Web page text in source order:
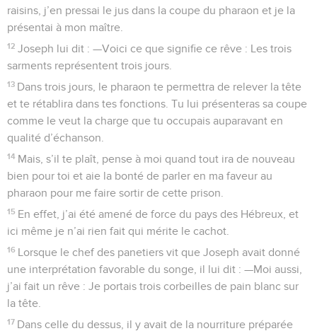
raisins, j’en pressai le jus dans la coupe du pharaon et je la
présentai à mon maître.
12 Joseph lui dit : —Voici ce que signifie ce rêve : Les trois
sarments représentent trois jours.
13 Dans trois jours, le pharaon te permettra de relever la tête
et te rétablira dans tes fonctions. Tu lui présenteras sa coupe
comme le veut la charge que tu occupais auparavant en
qualité d’échanson.
14 Mais, s’il te plaît, pense à moi quand tout ira de nouveau
bien pour toi et aie la bonté de parler en ma faveur au
pharaon pour me faire sortir de cette prison.
15 En effet, j’ai été amené de force du pays des Hébreux, et
ici même je n’ai rien fait qui mérite le cachot.
16 Lorsque le chef des panetiers vit que Joseph avait donné
une interprétation favorable du songe, il lui dit : —Moi aussi,
j’ai fait un rêve : Je portais trois corbeilles de pain blanc sur
la tête.
17 Dans celle du dessus, il y avait de la nourriture préparée